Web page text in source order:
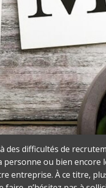
difficultés de
ou bien
entreprise. À ce titre,